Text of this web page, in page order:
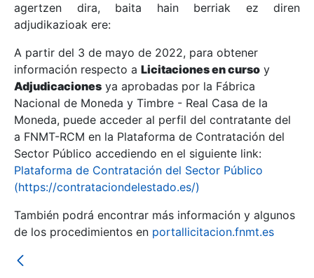
Erakutsi/Ezkutatu
Erakutsi/Ezkutatu
Erakutsi/Ezkutatu
agertzen dira, baita hain berriak ez diren
adjudikazioak ere:
A partir del 3 de mayo de 2022, para obtener
información respecto a Licitaciones en curso y
Adjudicaciones ya aprobadas por la Fábrica
Nacional de Moneda y Timbre - Real Casa de la
Moneda, puede acceder al perfil del contratante del
a FNMT-RCM en la Plataforma de Contratación del
Sector Público accediendo en el siguiente link:
Plataforma de Contratación del Sector Público
(https://contrataciondelestado.es/)
También podrá encontrar más información y algunos
de los procedimientos en portallicitacion.fnmt.es